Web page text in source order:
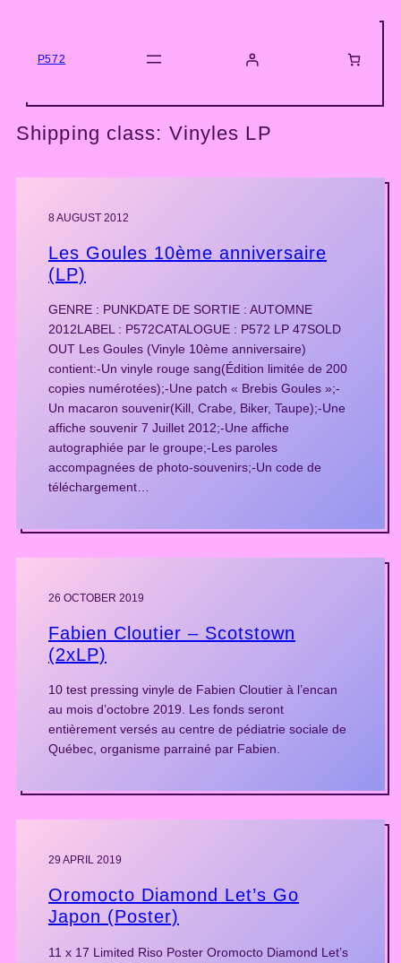
contentP572
Shipping class: Vinyles LP
8 AUGUST 2012
Les Goules 10ème anniversaire
(LP)
GENRE : PUNKDATE DE SORTIE : AUTOMNE
2012LABEL : P572CATALOGUE : P572 LP 47SOLD
OUT Les Goules (Vinyle 10ème anniversaire)
contient:-Un vinyle rouge sang(Édition limitée de 200
copies numérotées);-Une patch « Brebis Goules »;-
Un macaron souvenir(Kill, Crabe, Biker, Taupe);-Une
affiche souvenir 7 Juillet 2012;-Une affiche
autographiée par le groupe;-Les paroles
accompagnées de photo-souvenirs;-Un code de
téléchargement…
26 OCTOBER 2019
Fabien Cloutier – Scotstown
(2xLP)
10 test pressing vinyle de Fabien Cloutier à l’encan
au mois d’octobre 2019. Les fonds seront
entièrement versés au centre de pédiatrie sociale de
Québec, organisme parrainé par Fabien.
29 APRIL 2019
Oromocto Diamond Let’s Go
Japon (Poster)
11 x 17 Limited Riso Poster Oromocto Diamond Let’s